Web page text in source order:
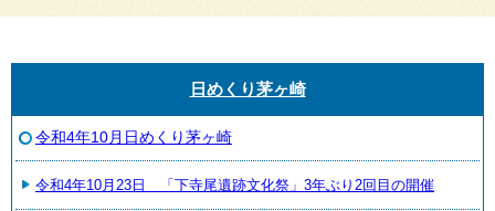
日めくり茅ヶ崎
令和4年10月日めくり茅ヶ崎
令和4年10月23日 「下寺尾遺跡文化祭」3年ぶり2回目の開催